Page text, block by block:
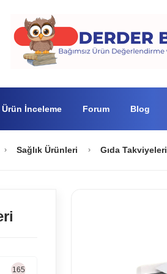
Ürün İnceleme Forum Blog
Sağlık Ürünleri Gıda Takviyeleri
165